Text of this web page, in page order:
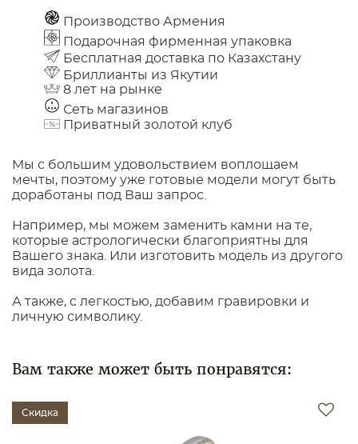
Производство Армения
Подарочная фирменная упаковка
Бесплатная доставка по Казахстану
Бриллианты из Якутии
8 лет на рынке
Сеть магазинов
Приватный золотой клуб
Мы с большим удовольствием воплощаем
мечты, поэтому уже готовые модели могут быть
доработаны под Ваш запрос.
Например, мы можем заменить камни на те,
которые астрологически благоприятны для
Вашего знака. Или изготовить модель из другого
вида золота.
А также, с легкостью, добавим гравировки и
личную символику.
Вам также может быть понравятся:
Скидка